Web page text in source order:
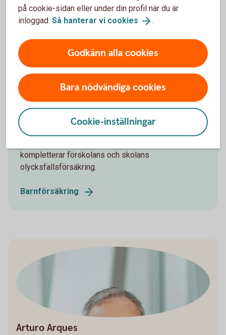
kontot. För barn och unga upp till 21 år.
Barnförsäkring
Vår barnförsäkring omfattar oförutsedda händelser
som kan inträffa under barnets uppväxt, såväl
kompletterar förskolans och skolans
olycksfallsförsäkring.
Barnförsäkring
Arturo Arques
på cookie-sidan eller under din profil när du är
inloggad. Så hanterar vi cookies .
Godkänn alla cookies
Bara nödvändiga cookies
Cookie-inställningar